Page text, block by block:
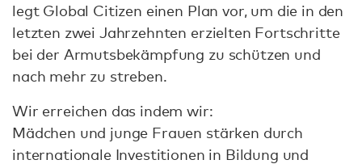
legt Global Citizen einen Plan vor, um die in den
letzten zwei Jahrzehnten erzielten Fortschritte
bei der Armutsbekämpfung zu schützen und
nach mehr zu streben.
Wir erreichen das indem wir:
Mädchen und junge Frauen stärken durch
internationale Investitionen in Bildung und